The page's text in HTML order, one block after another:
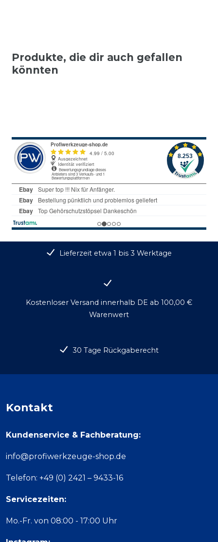
Produkte, die dir auch gefallen
könnten
Lieferzeit etwa 1 bis 3 Werktage
Kostenloser Versand innerhalb DE ab 100,00 €
Warenwert
30 Tage Rückgaberecht
Kontakt
Kundenservice & Fachberatung:
info@profiwerkzeuge-shop.de
Telefon: +49 (0) 2421 – 9433-16
Servicezeiten:
Mo.-Fr. von 08:00 - 17:00 Uhr